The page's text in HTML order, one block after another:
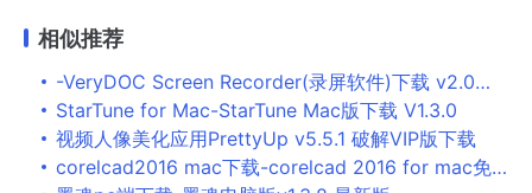
相似推荐
-VeryDOC Screen Recorder(录屏软件)下载 v2.0免费版 附安装教程
StarTune for Mac-StarTune Mac版下载 V1.3.0
视频人像美化应用PrettyUp v5.5.1 破解VIP版下载
corelcad2016 mac下载-corelcad 2016 for mac免费版